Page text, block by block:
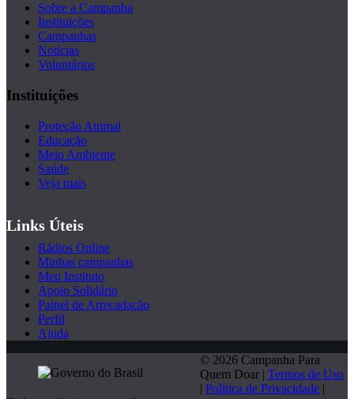
Sobre a Campanha
Instituições
Campanhas
Notícias
Voluntários
Instituições
Proteção Animal
Educação
Meio Ambiente
Saúde
Veja mais
Links Úteis
Rádios Online
Minhas campanhas
Meu Instituto
Apoio Solidário
Painel de Arrecadação
Perfil
Ajuda
© 2026 Campanha Para
Quem Doar | Termos de Uso
| Política de Privacidade |